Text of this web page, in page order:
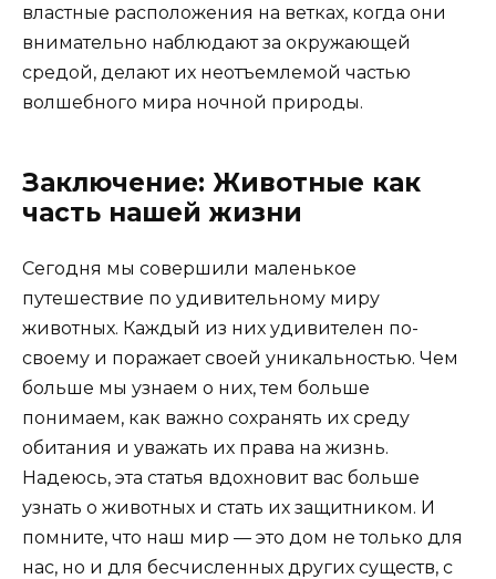
властные расположения на ветках, когда они
внимательно наблюдают за окружающей
средой, делают их неотъемлемой частью
волшебного мира ночной природы.
Заключение: Животные как
часть нашей жизни
Сегодня мы совершили маленькое
путешествие по удивительному миру
животных. Каждый из них удивителен по-
своему и поражает своей уникальностью. Чем
больше мы узнаем о них, тем больше
понимаем, как важно сохранять их среду
обитания и уважать их права на жизнь.
Надеюсь, эта статья вдохновит вас больше
узнать о животных и стать их защитником. И
помните, что наш мир — это дом не только для
нас, но и для бесчисленных других существ, с